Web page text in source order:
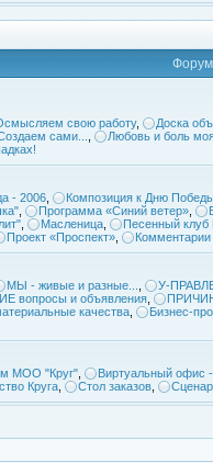
Форум
свою работу, Доска
сами... Любовь и боль
- 2006 Композиция к Дню
Программа «Синий ветер»
Масленица Песенный клуб
Проект «Проспект» Комментарии
МЫ - живые и разные... У-
вопросы и объявления
качества Бизнес-
МОО "Круг" Виртуальный офис
Круга Стол заказов